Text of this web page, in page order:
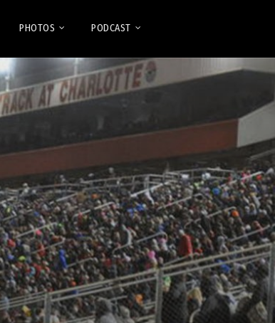
PHOTOS PODCAST